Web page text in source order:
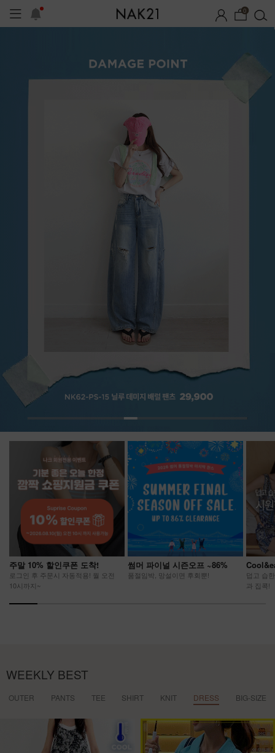
0
1+1 기획세트
주말 10% 할인쿠폰 도착!
로그인 후 주문시 자동적용! 월 오전
10시까지~
썸머 파이널 시즌오프 ~86%
품절임박, 망설이면 후회뿐!
덥고 습
과 집콕!
WEEKLY BEST
OUTER PANTS TEE SHIRT KNIT DRESS BIG-SIZE